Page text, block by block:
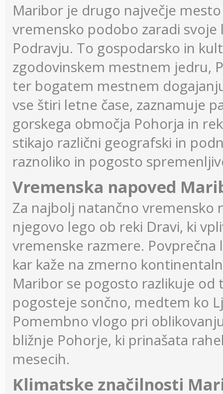
Maribor je drugo največje
vremensko podobo zaradi
Podravju. To gospodarsko in
zgodovinskem mestnem jedru,
ter bogatem mestnem
vse štiri letne čase, zaznamuje
gorskega območja Pohorja in
stikajo različni geografski in
raznoliko in pogosto
Vremenska napoved
Za najbolj natančno
njegovo lego ob reki Dravi, ki
vremenske razmere.
kar kaže na zmerno
Maribor se pogosto razlikuje
pogosteje sončno, medtem ko
Pomembno vlogo pri
bližnje Pohorje, ki prinašata
mesecih.
Klimatske značilnosti